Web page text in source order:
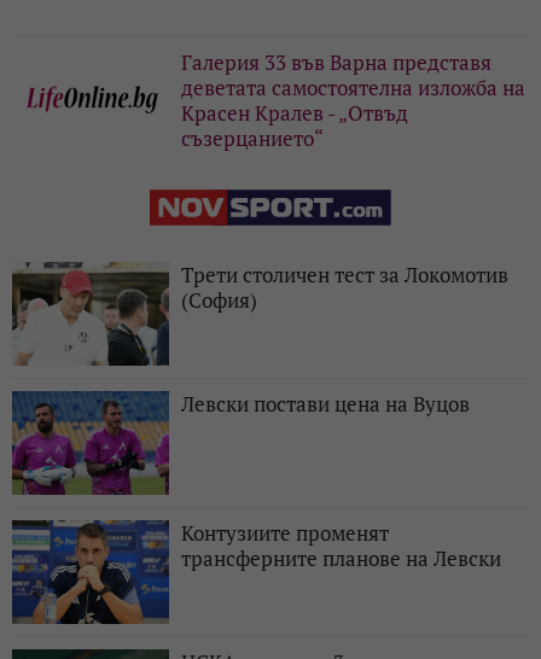
Галерия 33 във Варна представя
деветата самостоятелна изложба на
Красен Кралев - „Отвъд
съзерцанието“
Трети столичен тест за Локомотив
(София)
Левски постави цена на Вуцов
Контузиите променят
трансферните планове на Левски